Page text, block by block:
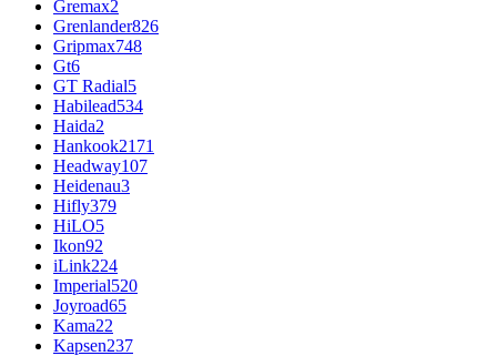
Gremax2
Grenlander826
Gripmax748
Gt6
GT Radial5
Habilead534
Haida2
Hankook2171
Headway107
Heidenau3
Hifly379
HiLO5
Ikon92
iLink224
Imperial520
Joyroad65
Kama22
Kapsen237